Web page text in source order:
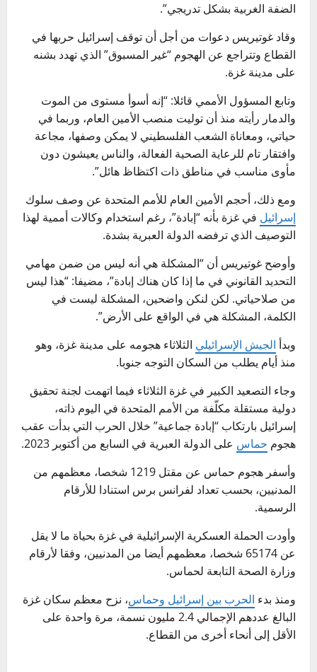
الضفة الغربية بشكل تدريجي”.
وقاد غوتيريس دعوات من أجل أن توقف إسرائيل حربها في
القطاع وتتراجع عن الهجوم “غير المسبوق” الذي تهدد بشنه
على مدينة غزة.
وتابع المسؤول الأممي قائلا: “إنه أسوأ مستوى من الموت
والدمار رأيته منذ أن توليت منصب الأمين العام، وربما في
حياتي، ومعاناة الشعب الفلسطيني لا يمكن وصفها، مجاعة
وافتقار تام للرعاية الصحية الفعالة، والناس يعيشون دون
مأوى مناسب في مناطق ذات اكتظاظ هائل”.
ومع ذلك، أحجم الأمين العام للأمم المتحدة عن وصف سلوك
إسرائيل في غزة بأنه “إبادة”، رغم استخدام وكالات أممية لهذا
التوصيف الذي ترفضه الدولة العبرية بشدة.
وأوضح غوتيريس أن “المشكلة هي أنه ليس من ضمن مهامي
التحديد القانوني في ما إذا كان هناك إبادة”، مضيفا: “هذا ليس
من صلاحياتي. لكن لنكن واضحين، المشكلة ليست في
الكلمة، المشكلة هي في الواقع على الأرض”.
وبدأ الجيش الإسرائيلي الثلاثاء هجومه على مدينة غزة، وهو
منذ أيام يطلب من السكان التوجه جنوبا.
وجاء التصعيد الكبير في غزة الثلاثاء فيما اتهمت لجنة تحقيق
دولية مستقلة مكلّفة من الأمم المتحدة في اليوم ذاته،
إسرائيل بارتكاب “إبادة جماعية” خلال الحرب التي بدأت عقب
هجوم حماس على الدولة العبرية في السابع من أكتوبر 2023.
وأسفر هجوم حماس عن مقتل 1219 شخصا، معظمهم من
المدنيين، بحسب تعداد لفرانس برس استنادا للأرقام
الرسمية.
وأودت الحملة العسكرية الإسرائيلية في غزة بحياة ما لا يقل
عن 65174 شخصا، معظمهم أيضا من المدنيين، وفقا لأرقام
وزارة الصحة التابعة لحماس.
ومنذ بدء الحرب بين إسرائيل وحماس، نزح معظم سكان غزة
البالغ عددهم الإجمالي 2.4 مليون نسمة، مرة واحدة على
الأقل إلى أنحاء أخرى من القطاع.